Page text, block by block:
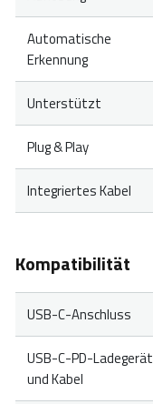
Automatische
Erkennung
Unterstützt
Plug & Play
Integriertes Kabel
Kompatibilität
USB-C-Anschluss
USB-C-PD-Ladegerät
und Kabel